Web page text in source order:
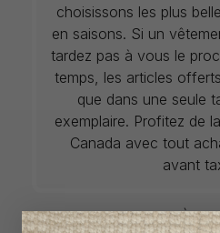
choisissons les plus
en saisons. Si un
tardez pas à vous le
temps, les articles
que dans une seule
exemplaire. Profitez de
Canada avec tout
avant
ACCÈS